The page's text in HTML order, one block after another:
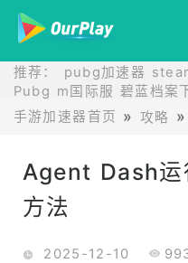
推荐： pubg加速器
Pubg m国际服 碧蓝档案
手游加速器首页
攻略
Agent Dash运
方法
2025-12-10